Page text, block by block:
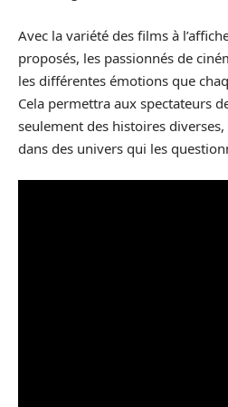
Avec la variété des films à
proposés, les passionnés de
les différentes émotions que
Cela permettra aux spectateurs
seulement des histoires
dans des univers qui les